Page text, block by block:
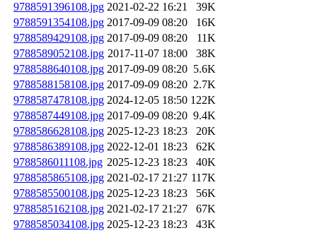
9788591396108.jpg 2021-02-22 16:21
39K
9788591354108.jpg 2017-09-09 08:20
16K
9788589429108.jpg 2017-09-09 08:20
11K
9788589052108.jpg 2017-11-07 18:00
38K
9788588640108.jpg 2017-09-09 08:20 5.6K
9788588158108.jpg 2017-09-09 08:20 2.7K
9788587478108.jpg 2024-12-05 18:50 122K
9788587449108.jpg 2017-09-09 08:20 9.4K
9788586628108.jpg 2025-12-23 18:23
20K
9788586389108.jpg 2022-12-01 18:23
62K
9788586011108.jpg 2025-12-23 18:23
40K
9788585865108.jpg 2021-02-17 21:27 117K
9788585500108.jpg 2025-12-23 18:23
56K
9788585162108.jpg 2021-02-17 21:27
67K
9788585034108.jpg 2025-12-23 18:23
43K